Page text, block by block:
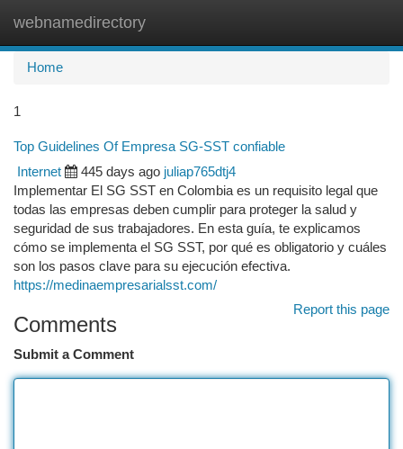
webnamedirectory
Home
1
Top Guidelines Of Empresa SG-SST confiable
Internet 445 days ago juliap765dtj4
Implementar El SG SST en Colombia es un requisito legal que
todas las empresas deben cumplir para proteger la salud y
seguridad de sus trabajadores. En esta guía, te explicamos
cómo se implementa el SG SST, por qué es obligatorio y cuáles
son los pasos clave para su ejecución efectiva.
https://medinaempresarialsst.com/
Report this page
Comments
Submit a Comment